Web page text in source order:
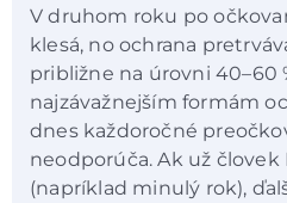
V druhom roku po
klesá, no ochrana
približne na úrovni 40–60
najzávažnejším formám
dnes každoročné
neodporúča. Ak už človek
(napríklad minulý rok),